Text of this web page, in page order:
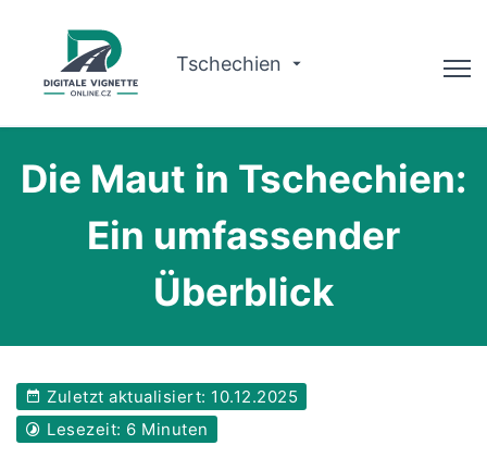
Tschechien
Gültigkeit prüfen
Warum wir?
Deutsch
Vignette kaufen
Die Maut in Tschechien:
Ein umfassender
Überblick
Zuletzt aktualisiert: 10.12.2025
Lesezeit: 6 Minuten